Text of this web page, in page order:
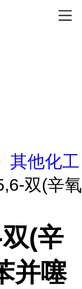
其他化工
双(辛氧
(辛
并噻